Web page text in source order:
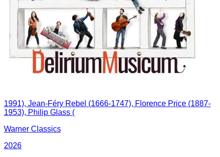
1991), Jean-Féry Rebel (1666-1747), Florence Price (1887-
1953), Philip Glass (
Warner Classics
2026